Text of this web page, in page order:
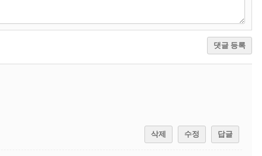
댓글 등록
삭제 수정 답글